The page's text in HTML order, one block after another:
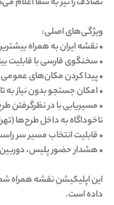
تصادف را نیز به شما اعلام
ویژگی‌های اصلی:
• نقشه ایران به همراه
• سخنگوی فارسی با قابلیت
• پیدا کردن مکان‌های عمومی
• امکان جستجو بدون نیاز
• مسیریابی با در نظرگرفتن
ناخوداگاه به داخل طرح‌ها
• قابلیت انتخاب مسیر سر
• هشدار حضور پلیس،
این اپلیکیشن نقشه همراه
داده است.